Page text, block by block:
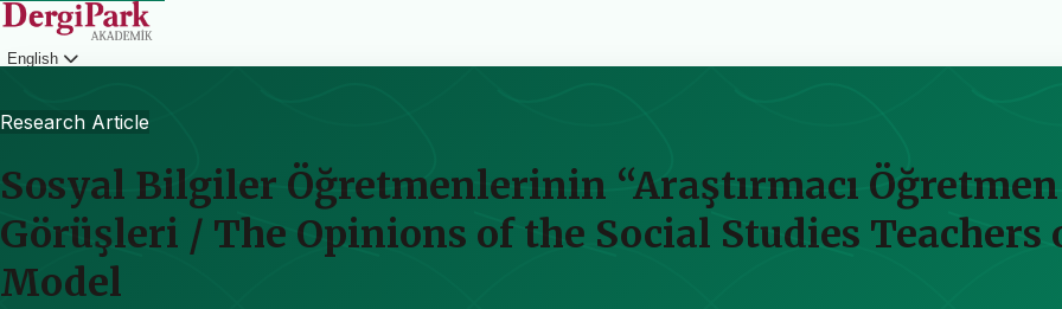
English
Research Article
Sosyal Bilgiler Öğretmenlerinin “Araştırmacı
Görüşleri / The Opinions of the Social Studies Teachers
Model